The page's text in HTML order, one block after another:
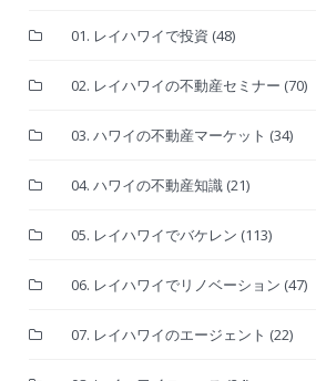
01. レイハワイで投資 (48)
02. レイハワイの不動産セミナー (70)
03. ハワイの不動産マーケット (34)
04. ハワイの不動産知識 (21)
05. レイハワイでバケレン (113)
06. レイハワイでリノベーション (47)
07. レイハワイのエージェント (22)